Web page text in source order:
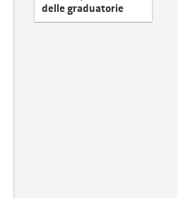
delle graduatorie